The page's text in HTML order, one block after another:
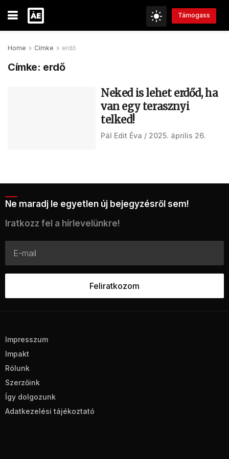
Támogass
Home Címke erdő
Címke: erdő
Neked is lehet erdőd, ha
van egy terasznyi
telked!
Pál Edit Éva 2025. április 26.
Ne maradj le egyetlen új bejegyzésről sem!
Iratkozz fel a hírlevelünkre!
Impresszum
Impakt
Rólunk
Szerzőink
Így dolgozunk
Adatkezelési tájékoztató